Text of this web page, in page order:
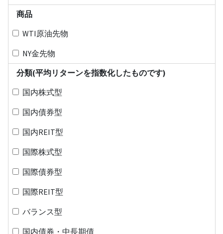
商品
WTI原油先物
NY金先物
分類(平均リターンを指数化したものです)
国内株式型
国内債券型
国内REIT型
国際株式型
国際債券型
国際REIT型
バランス型
国内債券・中長期債